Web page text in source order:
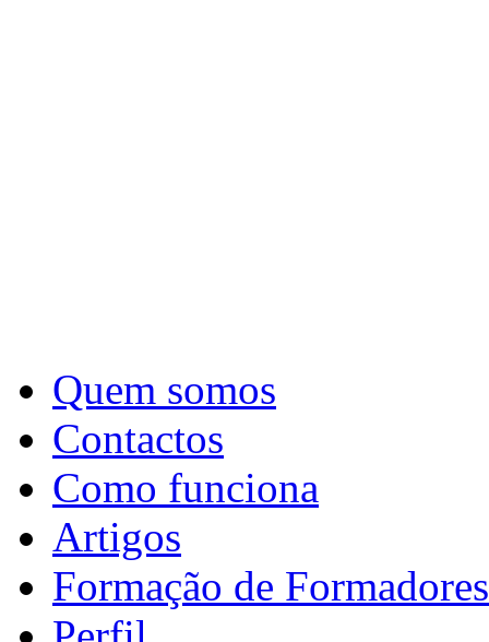
Quem somos
Contactos
Como funciona
Artigos
Formação de Formadores